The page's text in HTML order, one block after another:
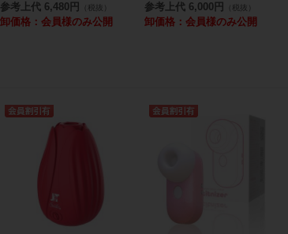
参考上代 6,480円
（税抜）
卸価格：会員様のみ公開
参考上代 6,000円
（税抜）
卸価格：会員様のみ公開